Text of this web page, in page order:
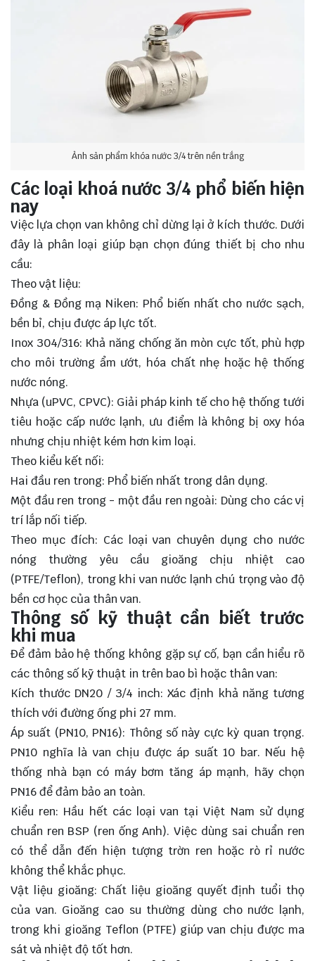
Ảnh sản phẩm khóa nước 3/4 trên nền trắng
Các loại khoá nước 3/4 phổ biến hiện
nay
Việc lựa chọn van không chỉ dừng lại ở kích thước. Dưới
đây là phân loại giúp bạn chọn đúng thiết bị cho nhu
cầu:
Theo vật liệu:
Đồng & Đồng mạ Niken: Phổ biến nhất cho nước sạch,
bền bỉ, chịu được áp lực tốt.
Inox 304/316: Khả năng chống ăn mòn cực tốt, phù hợp
cho môi trường ẩm ướt, hóa chất nhẹ hoặc hệ thống
nước nóng.
Nhựa (uPVC, CPVC): Giải pháp kinh tế cho hệ thống tưới
tiêu hoặc cấp nước lạnh, ưu điểm là không bị oxy hóa
nhưng chịu nhiệt kém hơn kim loại.
Theo kiểu kết nối:
Hai đầu ren trong: Phổ biến nhất trong dân dụng.
Một đầu ren trong - một đầu ren ngoài: Dùng cho các vị
trí lắp nối tiếp.
Theo mục đích: Các loại van chuyên dụng cho nước
nóng thường yêu cầu gioăng chịu nhiệt cao
(PTFE/Teflon), trong khi van nước lạnh chú trọng vào độ
bền cơ học của thân van.
Thông số kỹ thuật cần biết trước
khi mua
Để đảm bảo hệ thống không gặp sự cố, bạn cần hiểu rõ
các thông số kỹ thuật in trên bao bì hoặc thân van:
Kích thước DN20 / 3/4 inch: Xác định khả năng tương
thích với đường ống phi 27 mm.
Áp suất (PN10, PN16): Thông số này cực kỳ quan trọng.
PN10 nghĩa là van chịu được áp suất 10 bar. Nếu hệ
thống nhà bạn có máy bơm tăng áp mạnh, hãy chọn
PN16 để đảm bảo an toàn.
Kiểu ren: Hầu hết các loại van tại Việt Nam sử dụng
chuẩn ren BSP (ren ống Anh). Việc dùng sai chuẩn ren
có thể dẫn đến hiện tượng trờn ren hoặc rò rỉ nước
không thể khắc phục.
Vật liệu gioăng: Chất liệu gioăng quyết định tuổi thọ
của van. Gioăng cao su thường dùng cho nước lạnh,
trong khi gioăng Teflon (PTFE) giúp van chịu được ma
sát và nhiệt độ tốt hơn.